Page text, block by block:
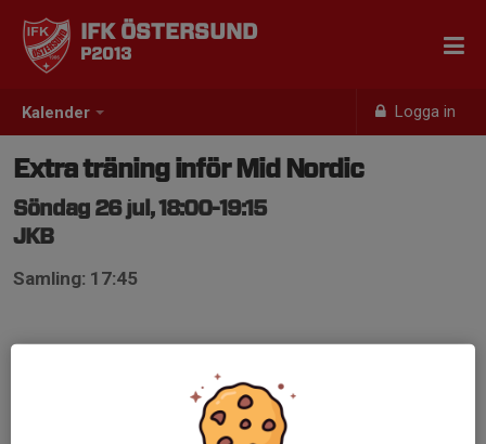
Kalender Logga in
IFK ÖSTERSUND
P2013
Extra träning inför Mid Nordic
Söndag 26 jul, 18:00-19:15
JKB
Samling: 17:45